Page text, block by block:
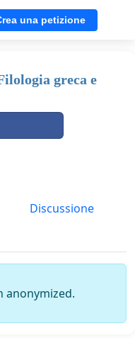
una petizione
greca e
Discussione
anonymized.